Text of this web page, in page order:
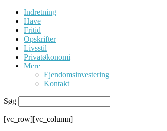
Indretning
Have
Fritid
Opskrifter
Livsstil
Privatøkonomi
Mere
Ejendomsinvestering
Kontakt
Søg
[vc_row][vc_column]